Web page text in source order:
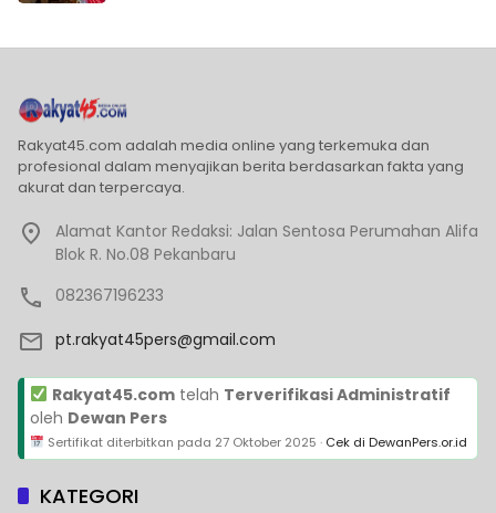
Rakyat45.com adalah media online yang terkemuka dan
profesional dalam menyajikan berita berdasarkan fakta yang
akurat dan terpercaya.
Alamat Kantor Redaksi: Jalan Sentosa Perumahan Alifa
Blok R. No.08 Pekanbaru
082367196233
pt.rakyat45pers@gmail.com
Rakyat45.comtelah Terverifikasi Administratif
oleh Dewan Pers
Sertifikat diterbitkan pada 27 Oktober 2025 · Cek di DewanPers.or.id
KATEGORI